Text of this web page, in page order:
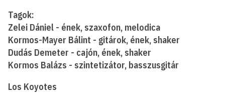
Tagok:
Zelei Dániel - ének, szaxofon, melodica
Kormos-Mayer Bálint - gitárok, ének, shaker
Dudás Demeter - cajón, ének, shaker
Kormos Balázs - szintetizátor, basszusgitár
Los Koyotes